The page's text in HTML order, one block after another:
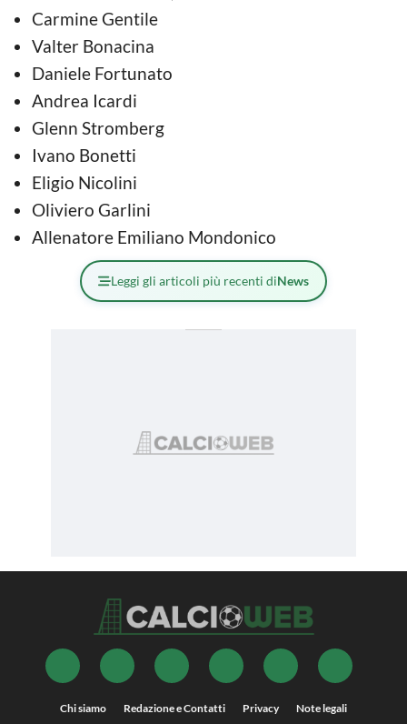
Carmine Gentile
Valter Bonacina
Daniele Fortunato
Andrea Icardi
Glenn Stromberg
Ivano Bonetti
Eligio Nicolini
Oliviero Garlini
Allenatore Emiliano Mondonico
Leggi gli articoli più recenti diNews
Chi siamo Redazione e Contatti Privacy Note legali